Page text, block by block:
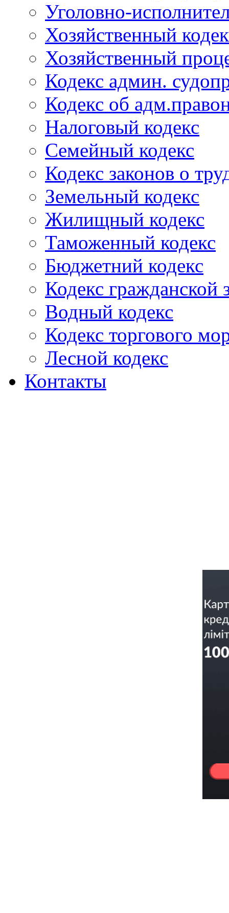
Уголовно-
Хозяйственный
Хозяйственный
Кодекс админ.
Кодекс об
Налоговый кодекс
Семейный кодекс
Кодекс законов о
Земельный кодекс
Жилищный кодекс
Таможенный кодекс
Бюджетний кодекс
Кодекс гражданской
Водный кодекс
Кодекс торгового
Лесной кодекс
Контакты